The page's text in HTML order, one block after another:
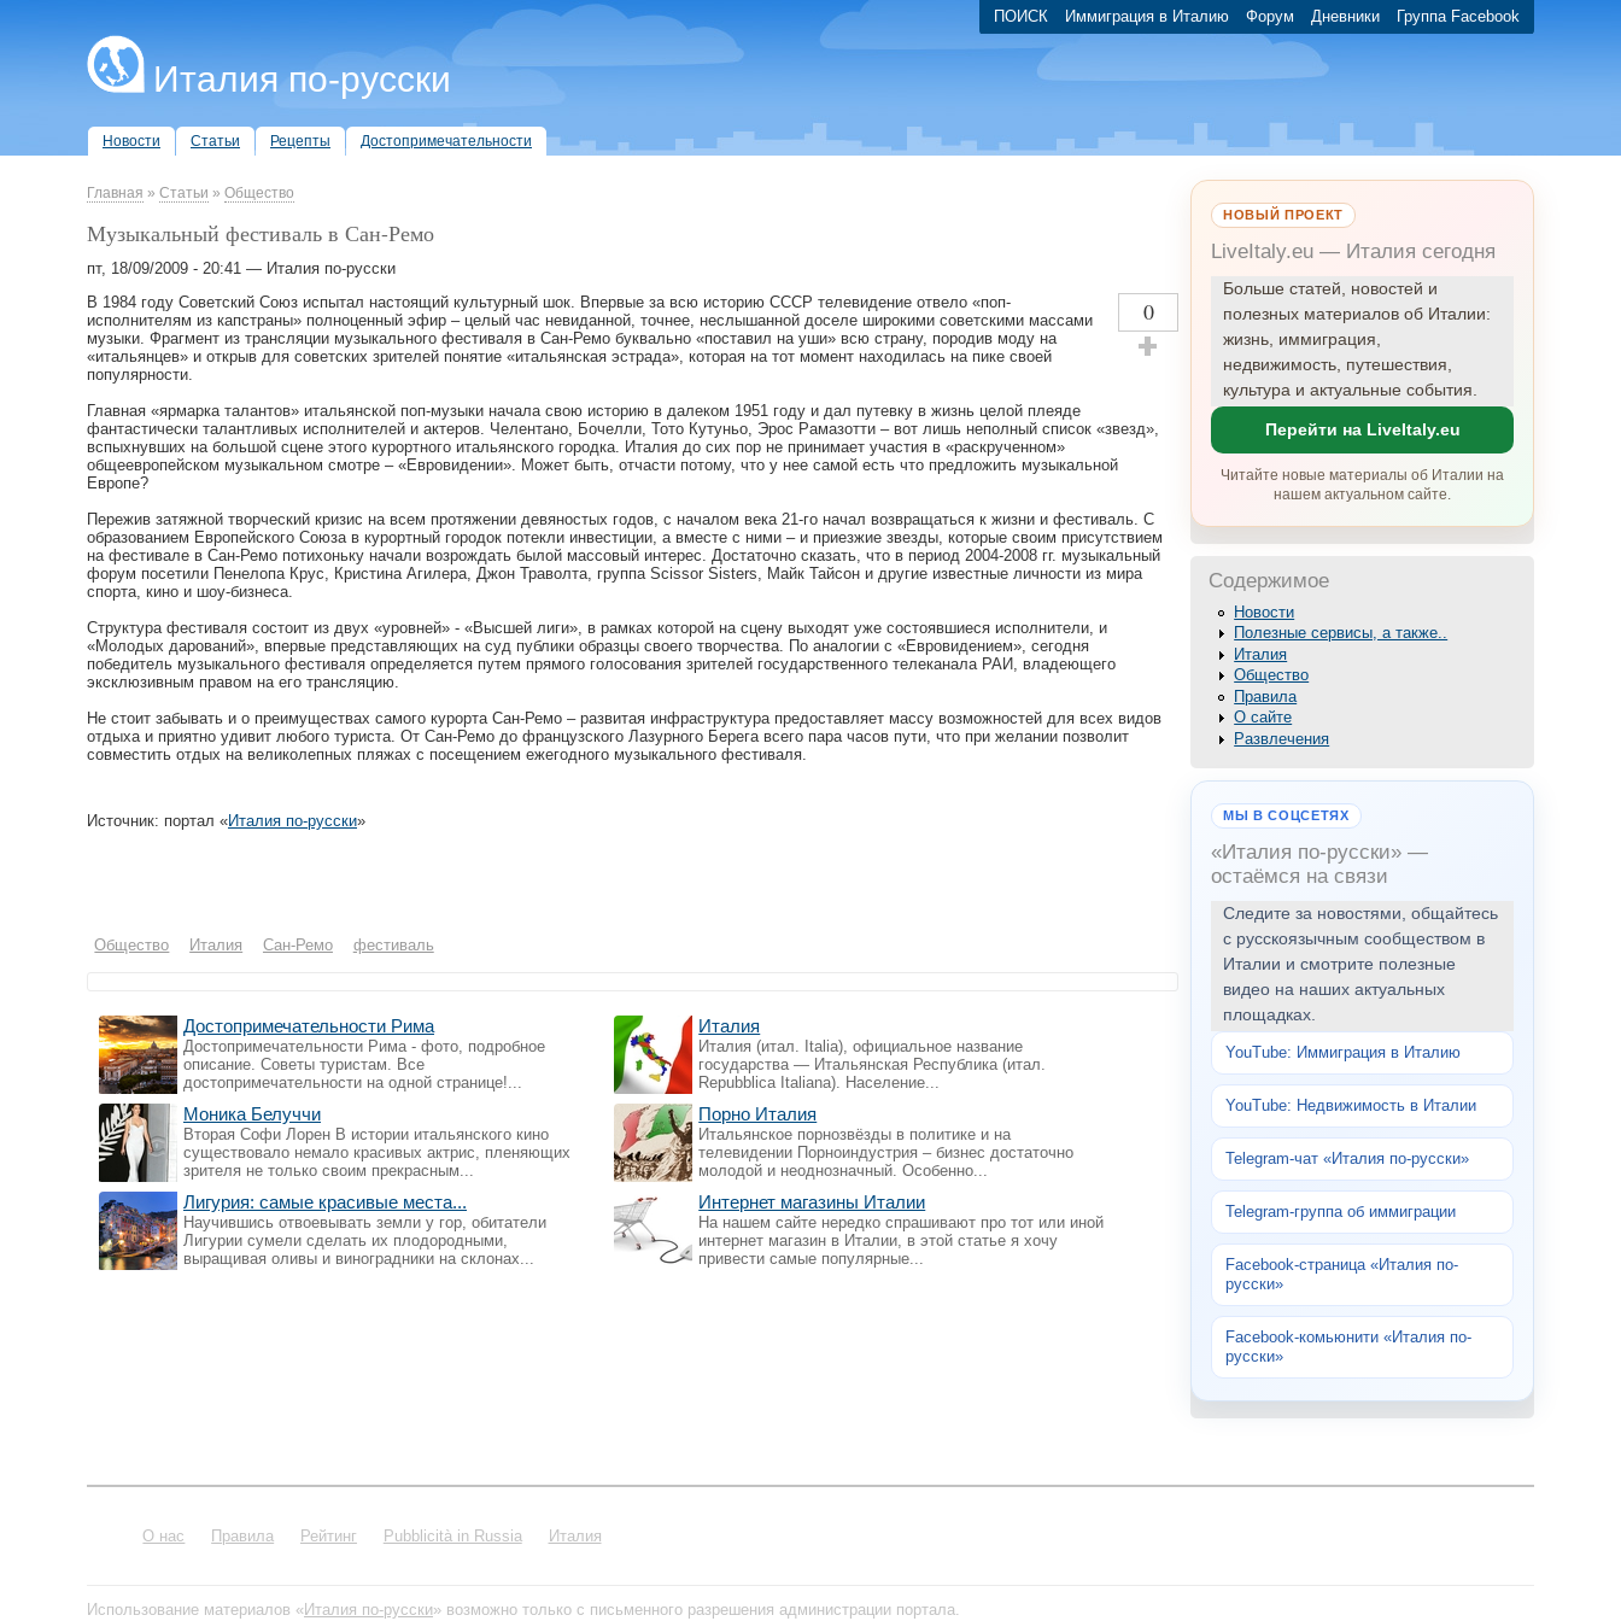
Италия по-русски
ПОИСК Иммиграция в Италию Форум Дневники Группа Facebook
Новости Статьи Рецепты Достопримечательности
Главная » Статьи » Общество
Музыкальный фестиваль в Сан-Ремо
пт, 18/09/2009 - 20:41 — Италия по-русски
0
Оставить плюсик!
В 1984 году Советский Союз испытал настоящий культурный шок. Впервые за всю историю СССР телевидение отвело «поп-
исполнителям из капстраны» полноценный эфир – целый час невиданной, точнее, неслышанной доселе широкими советскими массами
музыки. Фрагмент из трансляции музыкального фестиваля в Сан-Ремо буквально «поставил на уши» всю страну, породив моду на
«итальянцев» и открыв для советских зрителей понятие «итальянская эстрада», которая на тот момент находилась на пике своей
популярности.
Главная «ярмарка талантов» итальянской поп-музыки начала свою историю в далеком 1951 году и дал путевку в жизнь целой плеяде
фантастически талантливых исполнителей и актеров. Челентано, Бочелли, Тото Кутуньо, Эрос Рамазотти – вот лишь неполный список «звезд»,
вспыхнувших на большой сцене этого курортного итальянского городка. Италия до сих пор не принимает участия в «раскрученном»
общеевропейском музыкальном смотре – «Евровидении». Может быть, отчасти потому, что у нее самой есть что предложить музыкальной
Европе?
Пережив затяжной творческий кризис на всем протяжении девяностых годов, с началом века 21-го начал возвращаться к жизни и фестиваль. С
образованием Европейского Союза в курортный городок потекли инвестиции, а вместе с ними – и приезжие звезды, которые своим присутствием
на фестивале в Сан-Ремо потихоньку начали возрождать былой массовый интерес. Достаточно сказать, что в период 2004-2008 гг. музыкальный
форум посетили Пенелопа Крус, Кристина Агилера, Джон Траволта, группа Scissor Sisters, Майк Тайсон и другие известные личности из мира
спорта, кино и шоу-бизнеса.
Структура фестиваля состоит из двух «уровней» - «Высшей лиги», в рамках которой на сцену выходят уже состоявшиеся исполнители, и
«Молодых дарований», впервые представляющих на суд публики образцы своего творчества. По аналогии с «Евровидением», сегодня
победитель музыкального фестиваля определяется путем прямого голосования зрителей государственного телеканала РАИ, владеющего
эксклюзивным правом на его трансляцию.
Не стоит забывать и о преимуществах самого курорта Сан-Ремо – развитая инфраструктура предоставляет массу возможностей для всех видов
отдыха и приятно удивит любого туриста. От Сан-Ремо до французского Лазурного Берега всего пара часов пути, что при желании позволит
совместить отдых на великолепных пляжах с посещением ежегодного музыкального фестиваля.
Источник: портал «Италия по-русски»
Общество Италия Сан-Ремо фестиваль
Достопримечательности Рима
Достопримечательности Рима - фото, подробное
описание. Советы туристам. Все
достопримечательности на одной странице!...
Италия
Италия (итал. Italia), официальное название
государства — Итальянская Республика (итал.
Repubblica Italiana). Население...
Моника Белуччи
Вторая Софи Лорен В истории итальянского кино
существовало немало красивых актрис, пленяющих
зрителя не только своим прекрасным...
Порно Италия
Итальянское порнозвёзды в политике и на
телевидении Порноиндустрия – бизнес достаточно
молодой и неоднозначный. Особенно...
Лигурия: самые красивые места...
Научившись отвоевывать земли у гор, обитатели
Лигурии сумели сделать их плодородными,
выращивая оливы и виноградники на склонах...
Интернет магазины Италии
На нашем сайте нередко спрашивают про тот или иной
интернет магазин в Италии, в этой статье я хочу
привести самые популярные...
НОВЫЙ ПРОЕКТ
LiveItaly.eu — Италия сегодня
Больше статей, новостей и
полезных материалов об Италии:
жизнь, иммиграция,
недвижимость, путешествия,
культура и актуальные события.
Перейти на LiveItaly.eu
Читайте новые материалы об Италии на
нашем актуальном сайте.
Содержимое
Новости
Полезные сервисы, а также..
Италия
Общество
Правила
О сайте
Развлечения
МЫ В СОЦСЕТЯХ
«Италия по-русски» —
остаёмся на связи
Следите за новостями, общайтесь
с русскоязычным сообществом в
Италии и смотрите полезные
видео на наших актуальных
площадках.
YouTube: Иммиграция в Италию
YouTube: Недвижимость в Италии
Telegram-чат «Италия по-русски»
Telegram-группа об иммиграции
Facebook-страница «Италия по-
русски»
Facebook-комьюнити «Италия по-
русски»
О нас Правила Рейтинг Pubblicità in Russia Италия
Использование материалов «Италия по-русски» возможно только с письменного разрешения администрации портала.